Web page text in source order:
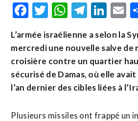
Facebook
Twitter
L’armée israélienne a selon la
mercredi une nouvelle salve de
croisière contre un quartier
sécurisé de Damas, où elle
l’an dernier des cibles liées à
Plusieurs missiles ont frappé un